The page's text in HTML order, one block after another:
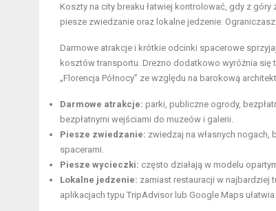
Koszty na city breaku łatwiej kontrolować, gdy z
piesze zwiedzanie oraz lokalne jedzenie.
Darmowe atrakcje i krótkie odcinki spacerowe
kosztów transportu. Drezno dodatkowo wyróżnia się
„Florencja Północy” ze względu na barokową
Darmowe atrakcje: parki, publiczne ogrody,
bezpłatnymi wejściami do muzeów i galerii.
Piesze zwiedzanie: zwiedzaj na własnych
spacerami.
Piesze wycieczki: często działają w modelu
Lokalne jedzenie: zamiast restauracji w najbardziej
aplikacjach typu TripAdvisor lub Google Maps